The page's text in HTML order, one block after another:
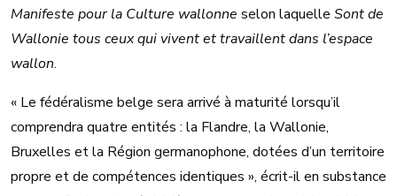
Manifeste pour la Culture wallonne selon laquelle Sont de
Wallonie tous ceux qui vivent et travaillent dans l’espace
wallon.
« Le fédéralisme belge sera arrivé à maturité lorsqu’il
comprendra quatre entités : la Flandre, la Wallonie,
Bruxelles et la Région germanophone, dotées d’un territoire
propre et de compétences identiques », écrit-il en substance